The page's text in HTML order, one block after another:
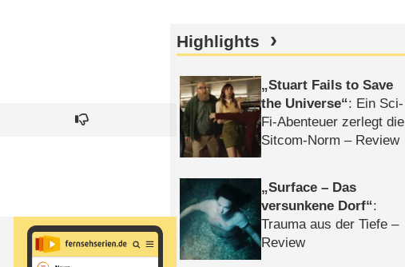
Highlights
Stuart Fails to Save
the Universe : Ein Sci-
Fi-Abenteuer zerlegt die
Sitcom-Norm – Review
Surface – Das
versunkene Dorf :
Trauma aus der Tiefe –
Review